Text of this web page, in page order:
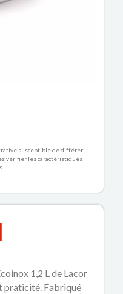
susceptible de différer
vérifier les caractéristiques
1,2 L de Lacor
praticité. Fabriqué